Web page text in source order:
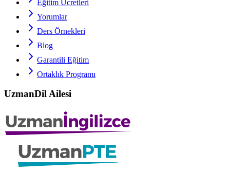
Eğitim Ücretleri
Yorumlar
Ders Örnekleri
Blog
Garantili Eğitim
Ortaklık Programı
UzmanDil Ailesi